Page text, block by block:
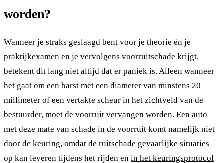
worden?
Wanneer je straks geslaagd bent voor je theorie én je
praktijkexamen en je vervolgens voorruitschade krijgt,
betekent dit lang niet altijd dat er paniek is. Alleen wanneer
het gaat om een barst met een diameter van minstens 20
millimeter of een vertakte scheur in het zichtveld van de
bestuurder, moet de voorruit vervangen worden. Een auto
met deze mate van schade in de voorruit komt namelijk niet
door de keuring, omdat de ruitschade gevaarlijke situaties
op kan leveren tijdens het rijden en in het keuringsprotocol